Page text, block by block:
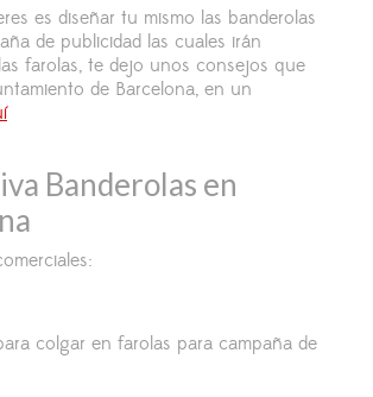
es diseñar tu mismo las banderolas
de publicidad las cuales irán
farolas, te dejo unos consejos que
de Barcelona, en un
Banderolas en
colgar en farolas para campaña de